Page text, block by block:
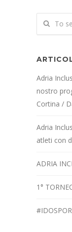
Adria
nostro
Cortina /
Adria
atleti con
ADRIA
1°